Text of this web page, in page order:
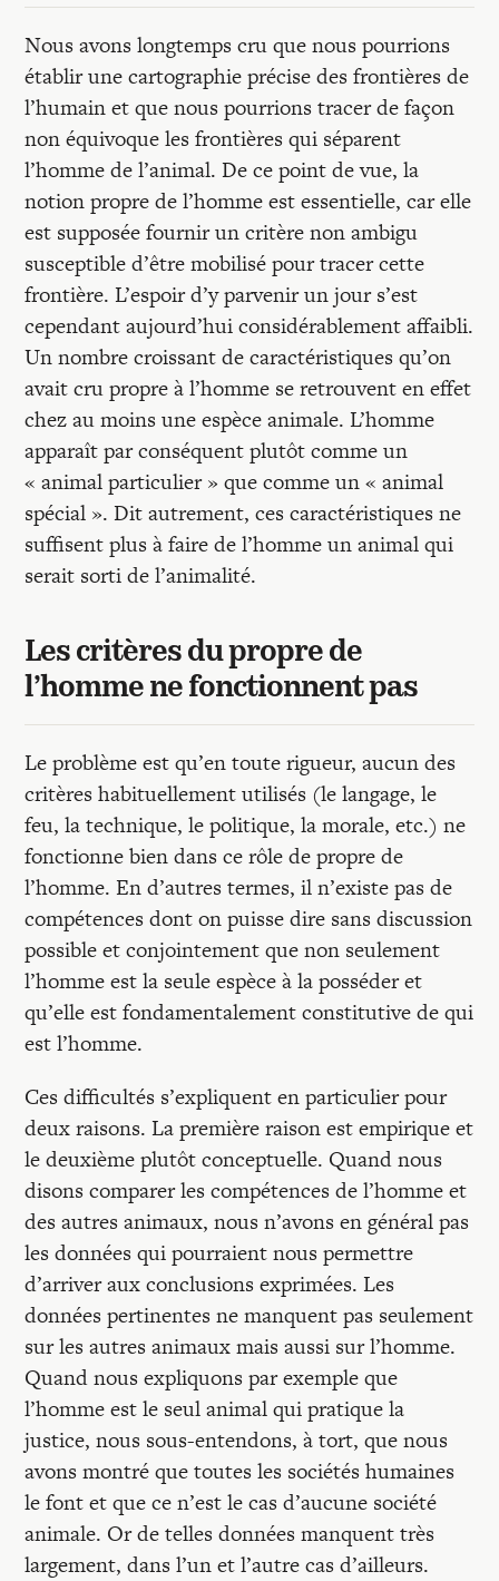
Mon panier
Mon compte
Nous avons longtemps cru que nous pourrions
établir une cartographie précise des frontières de
l’humain et que nous pourrions tracer de façon
non équivoque les frontières qui séparent
l’homme de l’animal. De ce point de vue, la
notion propre de l’homme est essentielle, car elle
est supposée fournir un critère non ambigu
susceptible d’être mobilisé pour tracer cette
frontière. L’espoir d’y parvenir un jour s’est
cependant aujourd’hui considérablement affaibli.
Un nombre croissant de caractéristiques qu’on
avait cru propre à l’homme se retrouvent en effet
chez au moins une espèce animale. L’homme
apparaît par conséquent plutôt comme un
« animal particulier » que comme un « animal
spécial ». Dit autrement, ces caractéristiques ne
suffisent plus à faire de l’homme un animal qui
serait sorti de l’animalité.
Les critères du propre de
l’homme ne fonctionnent pas
Le problème est qu’en toute rigueur, aucun des
critères habituellement utilisés (le langage, le
feu, la technique, le politique, la morale, etc.) ne
fonctionne bien dans ce rôle de propre de
l’homme. En d’autres termes, il n’existe pas de
compétences dont on puisse dire sans discussion
possible et conjointement que non seulement
l’homme est la seule espèce à la posséder et
qu’elle est fondamentalement constitutive de qui
est l’homme.
Ces difficultés s’expliquent en particulier pour
deux raisons. La première raison est empirique et
le deuxième plutôt conceptuelle. Quand nous
disons comparer les compétences de l’homme et
des autres animaux, nous n’avons en général pas
les données qui pourraient nous permettre
d’arriver aux conclusions exprimées. Les
données pertinentes ne manquent pas seulement
sur les autres animaux mais aussi sur l’homme.
Quand nous expliquons par exemple que
l’homme est le seul animal qui pratique la
justice, nous sous-entendons, à tort, que nous
avons montré que toutes les sociétés humaines
le font et que ce n’est le cas d’aucune société
animale. Or de telles données manquent très
largement, dans l’un et l’autre cas d’ailleurs.